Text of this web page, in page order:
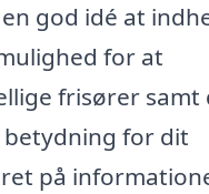
god idé at
for at
frisører samt
for dit
på